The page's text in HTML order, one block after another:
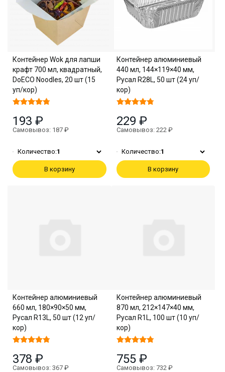
Контейнер Wok для лапши
крафт 700 мл, квадратный,
DoECO Noodles, 20 шт (15
уп/кор)
193 ₽
Самовывоз: 187 ₽
Количество:1
В корзину
Контейнер алюминиевый
440 мл, 144×119×40 мм,
Русал R28L, 50 шт (24 уп/
кор)
229 ₽
Самовывоз: 222 ₽
Количество:1
В корзину
Контейнер алюминиевый
660 мл, 180×90×50 мм,
Русал R13L, 50 шт (12 уп/
кор)
378 ₽
Самовывоз: 367 ₽
Контейнер алюминиевый
870 мл, 212×147×40 мм,
Русал R1L, 100 шт (10 уп/
кор)
755 ₽
Самовывоз: 732 ₽